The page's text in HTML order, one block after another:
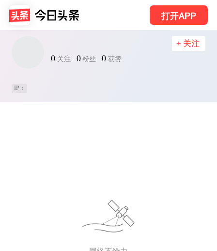
打开APP
0 关注 0 粉丝 0 获赞
+ 关注
IP：